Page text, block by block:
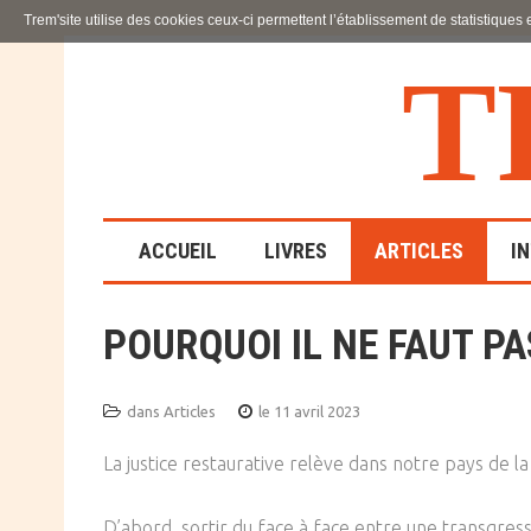
T
ACCUEIL LIVRES
LA FAMILLE
ÉDUCATIVE
SCIENCES HUMAINES
ARTICLES
POURQUOI IL NE FAUT
dans Articles le 11 avril 2023
La justice restaurative relève dans notre pays de
Trem'site utilise des cookies ceux-ci permettent l’établissement de statistiques